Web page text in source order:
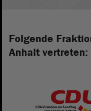
Folgende
Anhalt vertreten: